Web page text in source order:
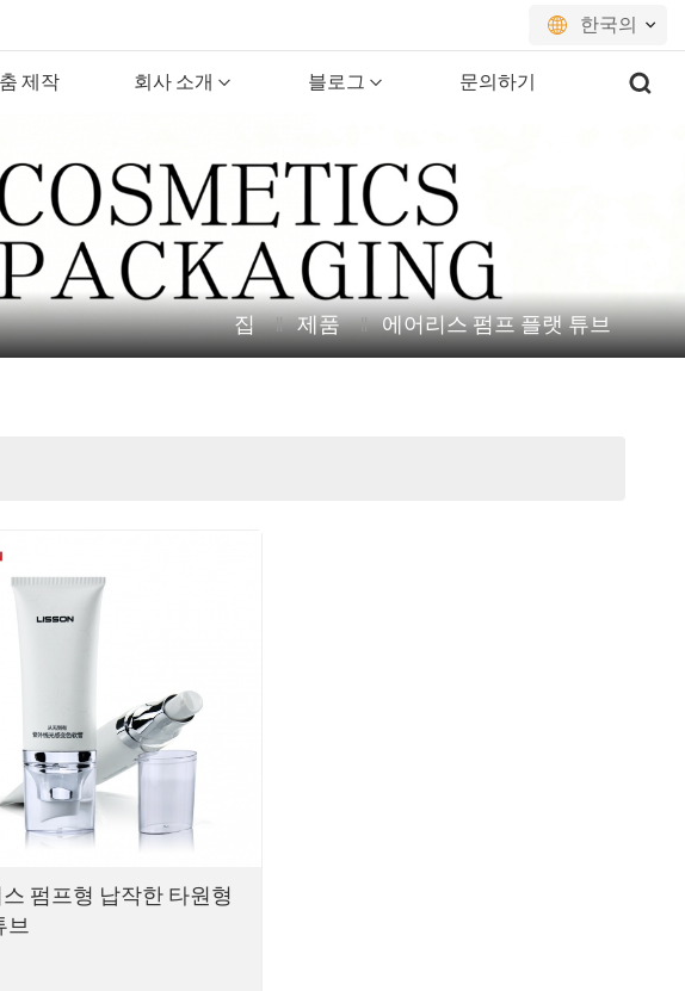
한국의
русский
español
português
제작 회사 소개 블로그 문의하기
집 제품 에어리스 펌프 플랫 튜브
펌프형 납작한 타원형
브